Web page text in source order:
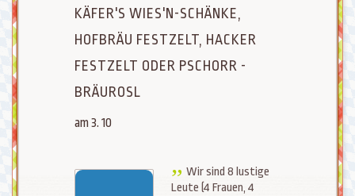
KÄFER'S WIES'N-SCHÄNKE,
HOFBRÄU FESTZELT, HACKER
FESTZELT ODER PSCHORR -
BRÄUROSL
am 3. 10
Wir sind 8 lustige
Leute (4 Frauen, 4